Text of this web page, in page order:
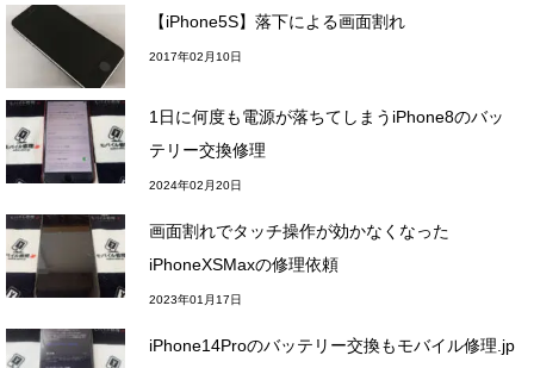
【iPhone5S】落下による画面割れ
2017年02月10日
1日に何度も電源が落ちてしまうiPhone8のバッ
テリー交換修理
2024年02月20日
画面割れでタッチ操作が効かなくなった
iPhoneXSMaxの修理依頼
2023年01月17日
iPhone14Proのバッテリー交換もモバイル修理.jp